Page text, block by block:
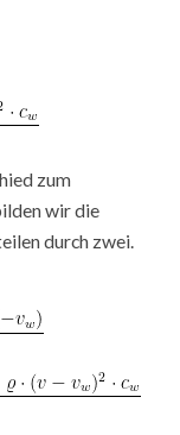
zum
wir die
durch zwei.